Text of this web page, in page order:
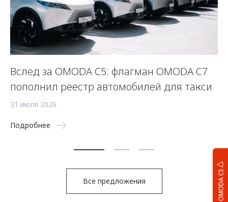
OMODA C5
Вслед за OMODA C5: флагман OMODA C7
пополнил реестр автомобилей для такси
31 июля 2026
Подробнее
Все предложения